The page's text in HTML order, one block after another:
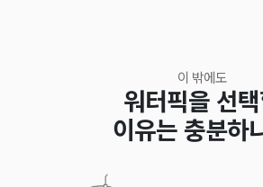
이 밖에도
워터픽을 선
이유는 충분하